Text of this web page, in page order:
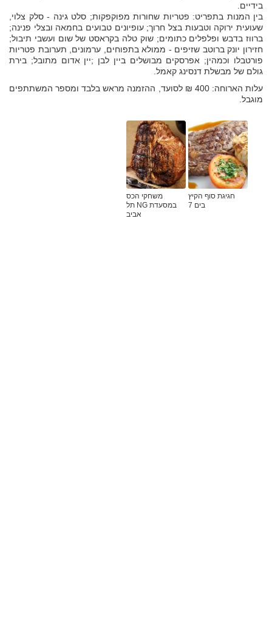
בידיים.
בין המנות בתפריט: פטריות שחורות מפוקפקות; סלט גינה - סלק צלוי,
שעועית ירוקה וטבעות בצל חרוך; עופיונים טבועים בחמאה ובצלי פנינה;
ברווז בדבש ופלפלים כתומים; שוק טלה בקראסט של שום ועשבי תיבול;
חזירון יונק ברוטב שזיפים - ממולא בתפוחים, ערמונים, תערובת פטריות
פורטבלו וכמהין; אפרסקים מבושלים ביין לבן ;יין אדום מתובל; בירת
גולם של מבשלת דנסינג קאמל.
עלות הארוחה: 400 ₪ לסועד, ההזמנה מראש בלבד ומספר המשתתפים
מוגבל.
חגיגת סוף הקיץ
בים 7
משחקי הכס
במסעדת NG תל
אביב